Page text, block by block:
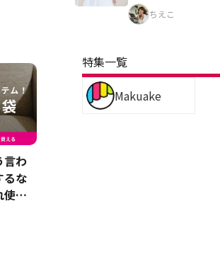
言わ
るな
使っ
ちえこ
特集一覧
Makuake